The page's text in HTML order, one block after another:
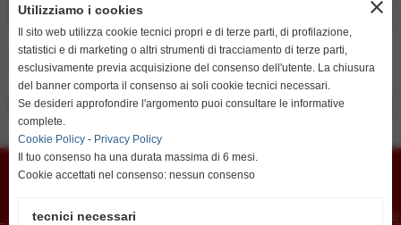
Eccoci con le Novità, Cena per il nostro settore di base e
Pranzo per il settore agonistico.
<< precedente successivo >>
Union Vis ssdrl
E-mail vislendinara@gmail.com
Lovisari Nicolas 3492807291 - Orlando Alberto 3488502172
resta su italiano
go to english
http://www.unionvislendinara.it
close
Utilizziamo i cookies
Il sito web utilizza cookie tecnici propri e di terze parti, di profilazione,
statistici e di marketing o altri strumenti di tracciamento di terze parti,
esclusivamente previa acquisizione del consenso dell'utente. La chiusura
del banner comporta il consenso ai soli cookie tecnici necessari.
Se desideri approfondire l'argomento puoi consultare le informative
complete.
Cookie Policy - Privacy Policy
Il tuo consenso ha una durata massima di 6 mesi.
Cookie accettati nel consenso: nessun consenso
tecnici necessari